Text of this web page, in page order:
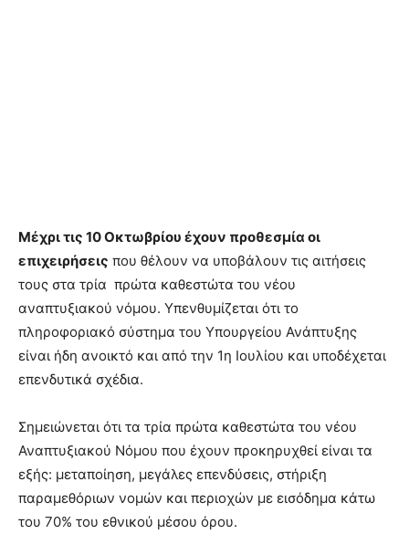
Μέχρι τις 10 Οκτωβρίου έχουν προθεσμία οι
επιχειρήσεις που θέλουν να υποβάλουν τις αιτήσεις
τους στα τρία πρώτα καθεστώτα του νέου
αναπτυξιακού νόμου. Υπενθυμίζεται ότι το
πληροφοριακό σύστημα του Υπουργείου Ανάπτυξης
είναι ήδη ανοικτό και από την 1η Ιουλίου και υποδέχεται
επενδυτικά σχέδια.
Σημειώνεται ότι τα τρία πρώτα καθεστώτα του νέου
Αναπτυξιακού Νόμου που έχουν προκηρυχθεί είναι τα
εξής: μεταποίηση, μεγάλες επενδύσεις, στήριξη
παραμεθόριων νομών και περιοχών με εισόδημα κάτω
του 70% του εθνικού μέσου όρου.